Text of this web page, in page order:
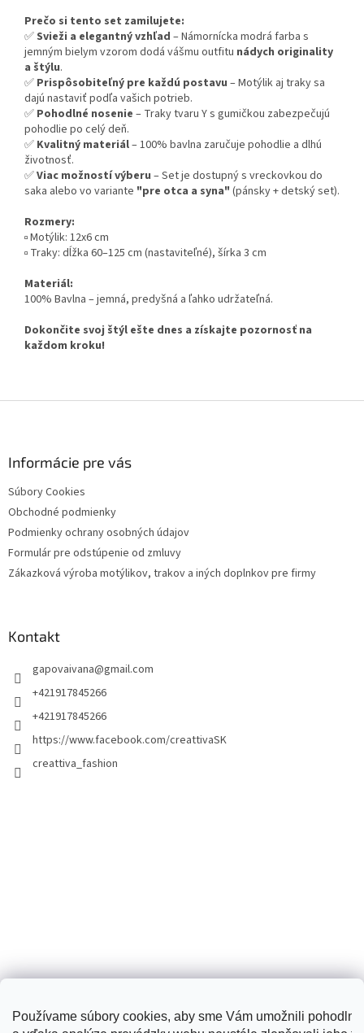
Používame súbory cookies, aby sme Vám umožnili
Prečo si tento set zamilujete:
✅Svieži a elegantný vzhľad – Námornícka modrá farba s
jemným bielym vzorom dodá vášmu outfitu nádych originality
a štýlu.
✅ Prispôsobiteľný pre každú postavu – Motýlik aj traky sa
dajú nastaviť podľa vašich potrieb.
✅ Pohodlné nosenie – Traky tvaru Y s gumičkou zabezpečujú
pohodlie po celý deň.
✅ Kvalitný materiál– 100% bavlna zaručuje pohodlie a dlhú
životnosť.
✅Viac možností výberu – Set je dostupný s vreckovkou do
saka alebo vo variante "pre otca a syna" (pánsky + detský set).
Rozmery:
▫️ Motýlik: 12x6 cm
▫️ Traky: dĺžka 60–125 cm (nastaviteľné), šírka 3 cm
Materiál:
100% Bavlna – jemná, predyšná a ľahko udržateľná.
Dokončite svoj štýl ešte dnes a získajte pozornosť na
každom kroku!
Informácie pre vás
Súbory Cookies
Obchodné podmienky
Podmienky ochrany osobných údajov
Formulár pre odstúpenie od zmluvy
Zákazková výroba motýlikov, trakov a iných doplnkov pre firmy
Kontakt
gapovaivana@gmail.com
+421917845266
+421917845266
https://www.facebook.com/creattivaSK
creattiva_fashion